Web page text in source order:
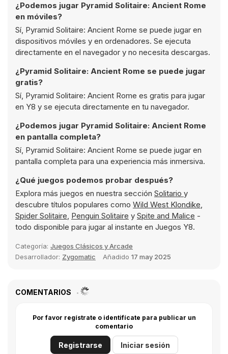
¿Podemos jugar Pyramid Solitaire: Ancient Rome
en móviles?
Sí, Pyramid Solitaire: Ancient Rome se puede jugar en
dispositivos móviles y en ordenadores. Se ejecuta
directamente en el navegador y no necesita descargas.
¿Pyramid Solitaire: Ancient Rome se puede jugar
gratis?
Sí, Pyramid Solitaire: Ancient Rome es gratis para jugar
en Y8 y se ejecuta directamente en tu navegador.
¿Podemos jugar Pyramid Solitaire: Ancient Rome
en pantalla completa?
Sí, Pyramid Solitaire: Ancient Rome se puede jugar en
pantalla completa para una experiencia más inmersiva.
¿Qué juegos podemos probar después?
Explora más juegos en nuestra sección Solitario y
descubre títulos populares como Wild West Klondike,
Spider Solitaire, Penguin Solitaire y Spite and Malice -
todo disponible para jugar al instante en Juegos Y8.
Categoría: Juegos Clásicos y Arcade
Desarrollador: Zygomatic Añadido 17 may 2025
COMENTARIOS
Por favor regístrate o identifícate para publicar un
comentario
Registrarse Iniciar sesión